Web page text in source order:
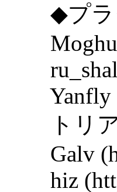
◆プラ
Yanfly
トリア
Galv
hiz